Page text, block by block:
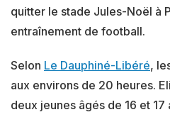
quitter le stade Jules-Noël à
entraînement de football.
Selon Le Dauphiné-Libéré,
aux environs de 20 heures.
deux jeunes âgés de 16 et